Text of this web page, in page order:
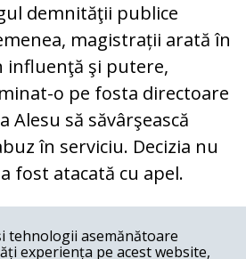
demnităţii publice
magistrații arată în
influenţă şi putere,
o pe fosta directoare
Alesu să săvârşească
în serviciu. Decizia nu
fost atacată cu apel.
tehnologii asemănătoare
experiența pe acest website,